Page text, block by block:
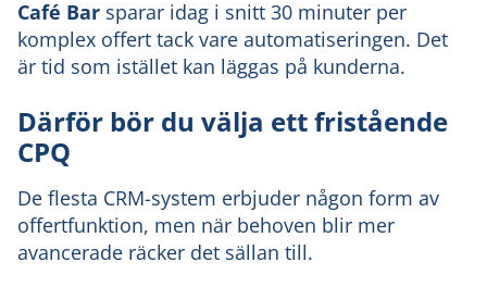
Café Bar sparar idag i snitt 30 minuter per
komplex offert tack vare automatiseringen. Det
är tid som istället kan läggas på kunderna.
Därför bör du välja ett fristående
CPQ
De flesta CRM-system erbjuder någon form av
offertfunktion, men när behoven blir mer
avancerade räcker det sällan till.